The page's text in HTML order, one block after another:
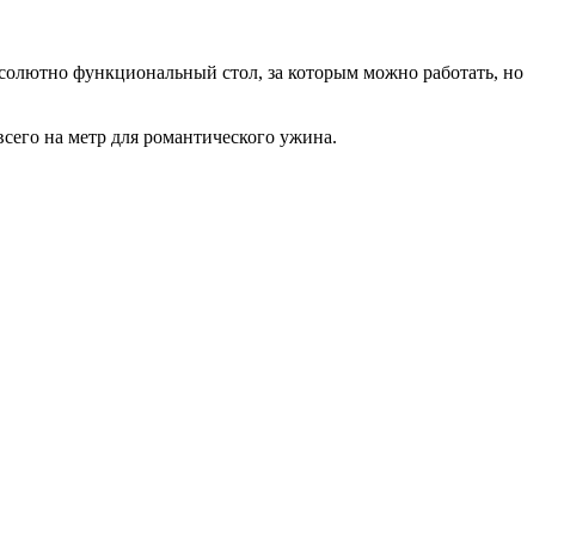
функциональный стол, за которым можно работать, но
на метр для романтического ужина.